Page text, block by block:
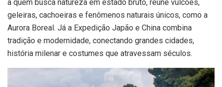
a quem busca natureza em estado bruto, reúne vulcões,
geleiras, cachoeiras e fenômenos naturais únicos, como a
Aurora Boreal. Já a Expedição Japão e China combina
tradição e modernidade, conectando grandes cidades,
história milenar e costumes que atravessam séculos.